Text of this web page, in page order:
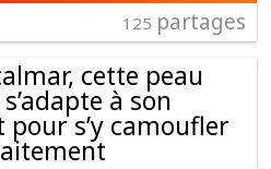
125 partages
cette peau
à son
s’y camoufler